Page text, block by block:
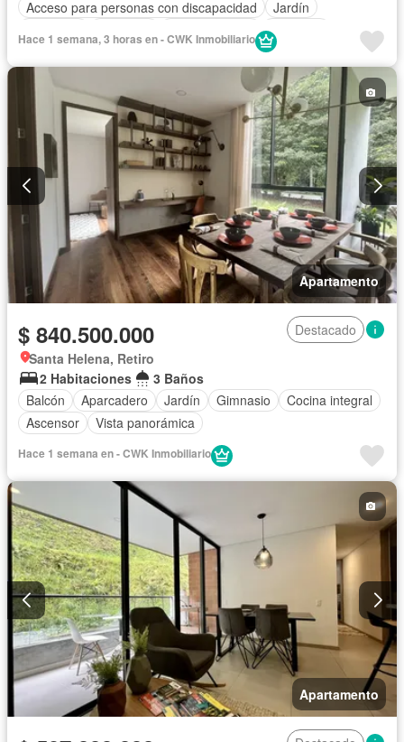
Acceso para personas con discapacidad
Jardín
Ascensor
Seguridad privada
Hace 1 semana, 3 horas en - CWK Inmobiliario
Apartamento
$ 840.500.000
Destacado
Santa Helena, Retiro
2 Habitaciones
3 Baños
Balcón
Aparcadero Jardín Gimnasio
Cocina integral
Ascensor
Vista panorámica
Hace 1 semana en - CWK Inmobiliario
Apartamento